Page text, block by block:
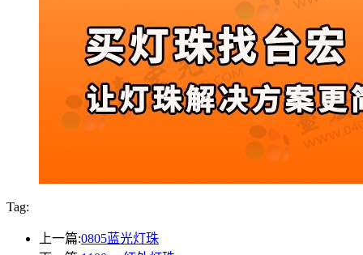
Tag:
上一篇:0805蓝光灯珠